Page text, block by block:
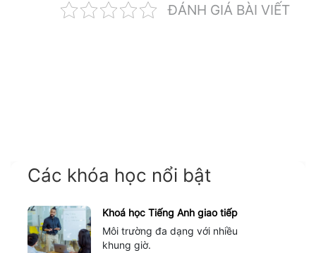
ĐÁNH GIÁ BÀI VIẾT
Các khóa học nổi bật
Khoá học Tiếng Anh giao tiếp
Môi trường đa dạng với nhiều
khung giờ.